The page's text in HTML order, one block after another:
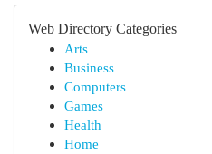
Web Directory Categories
Arts
Business
Computers
Games
Health
Home